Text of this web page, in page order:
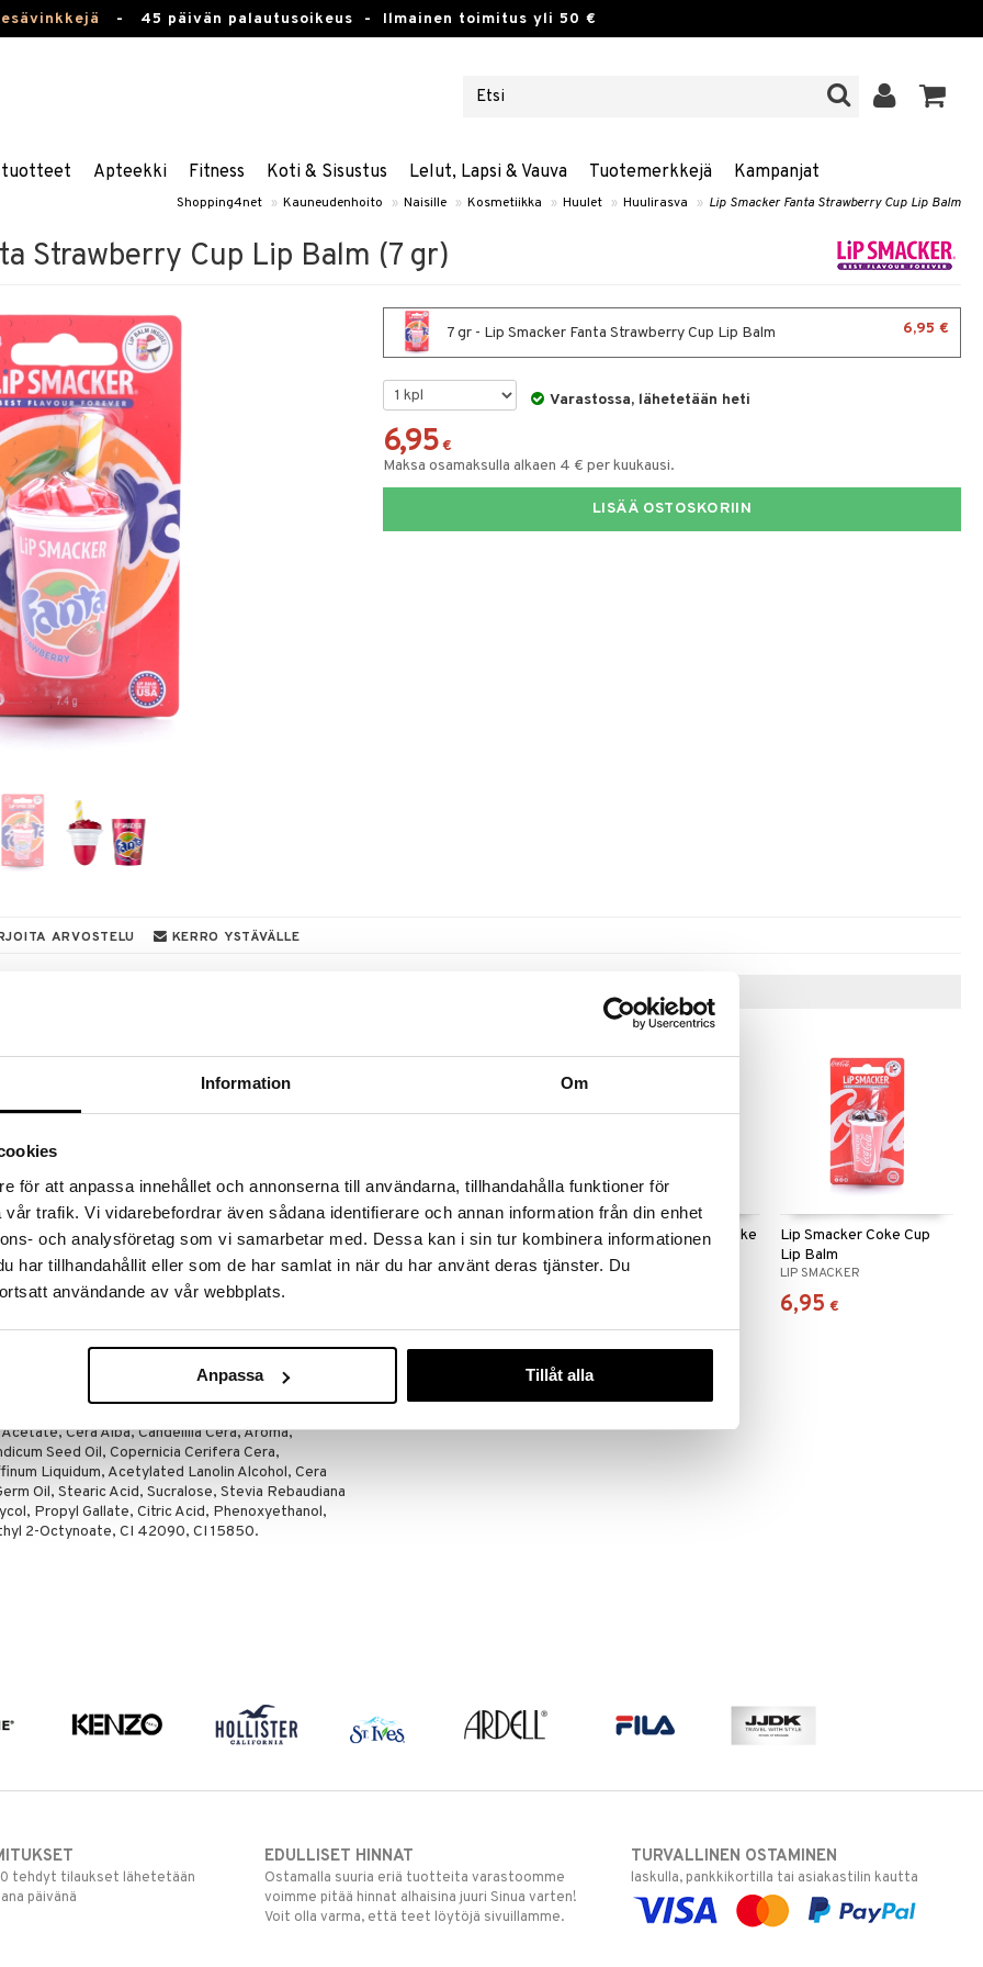
Information Om
för att anpassa innehållet och annonserna till användarna, tillhandahålla funktioner för
trafik. Vi vidarebefordrar även sådana identifierare och annan information från din enhet
och analysföretag som vi samarbetar med. Dessa kan i sin tur kombinera informationen
har tillhandahållit eller som de har samlat in när du har använt deras tjänster. Du
användande av vår webbplats.
Anpassa Tillåt alla
- 45 päivän palautusoikeus - Ilmainen toimitus yli 50 €
Apteekki Fitness Koti & Sisustus Lelut, Lapsi & Vauva Tuotemerkkejä Kampanjat
Shopping4net » Kauneudenhoito » Naisille » Kosmetiikka » Huulet » Huulirasva » Lip Smacker Fanta Strawberry Cup Lip Balm
Strawberry Cup Lip Balm (7 gr)
7 gr - Lip Smacker Fanta Strawberry Cup Lip Balm 6,95 €
Varastossa, lähetetään heti
6,95 €
Maksa osamaksulla alkaen 4 € per kuukausi.
LISÄÄ OSTOSKORIIN
ARVOSTELU KERRO YSTÄVÄLLE
löydöt kotiin!
voivat päästä loppumaan!
ale-löydöt »
Lip Balm on raikas huulivoide ihanalla Fanta
limupurkin muotoinen, se kosteuttaa ja
Cera Alba, Candelilla Cera, Aroma,
Seed Oil, Copernicia Cerifera Cera,
Liquidum, Acetylated Lanolin Alcohol, Cera
Oil, Stearic Acid, Sucralose, Stevia Rebaudiana
Propyl Gallate, Citric Acid, Phenoxyethanol,
2-Octynoate, CI 42090, CI 15850.
Vinkkejä sinulle
Coca Cola Lip Balm Party
Pack
LIP SMACKER
Lip Smacker Cherry Coke
Cup Lip Balm
LIP SMACKER
Lip Smacker Coke Cup
Lip Balm
LIP SMACKER
6,95 €
tehdyt tilaukset lähetetään
päivänä
EDULLISET HINNAT
Ostamalla suuria eriä tuotteita varastoomme
voimme pitää hinnat alhaisina juuri Sinua varten!
Voit olla varma, että teet löytöjä sivuillamme.
TURVALLINEN OSTAMINEN
laskulla, pankkikortilla tai asiakastilin kautta